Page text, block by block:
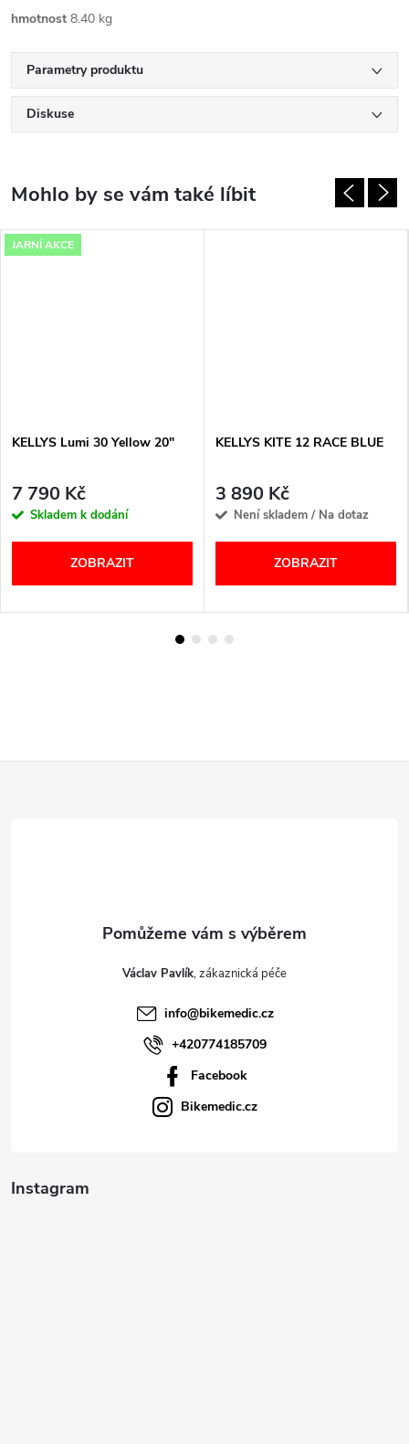
hmotnost 8.40 kg
Parametry produktu
Diskuse
JARNÍ AKCE
KELLYS Lumi 30 Yellow 20"
7 790 Kč
Skladem k dodání
ZOBRAZIT
KELLYS KITE 12 RACE BLUE
3 890 Kč
Není skladem / Na dotaz
ZOBRAZIT
Václav Pavlík
info@bikemedic.cz
+420774185709
Facebook
Bikemedic.cz
Instagram